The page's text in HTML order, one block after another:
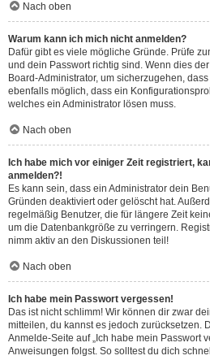
Nach oben
Warum kann ich mich nicht anmelden?
Dafür gibt es viele mögliche Gründe. Prüfe
und dein Passwort richtig sind. Wenn dies
Board-Administrator, um sicherzugehen,
ebenfalls möglich, dass ein
welches ein Administrator lösen muss.
Nach oben
Ich habe mich vor einiger Zeit registriert,
anmelden?!
Es kann sein, dass ein Administrator dein
Gründen deaktiviert oder gelöscht hat.
regelmäßig Benutzer, die für längere Zeit
um die Datenbankgröße zu verringern.
nimm aktiv an den Diskussionen teil!
Nach oben
Ich habe mein Passwort vergessen!
Das ist nicht schlimm! Wir können dir zwar
mitteilen, du kannst es jedoch zurücksetzen.
Anmelde-Seite auf „Ich habe mein Passwort
Anweisungen folgst. So solltest du dich